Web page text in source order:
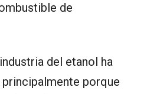
de
del etanol ha
porque